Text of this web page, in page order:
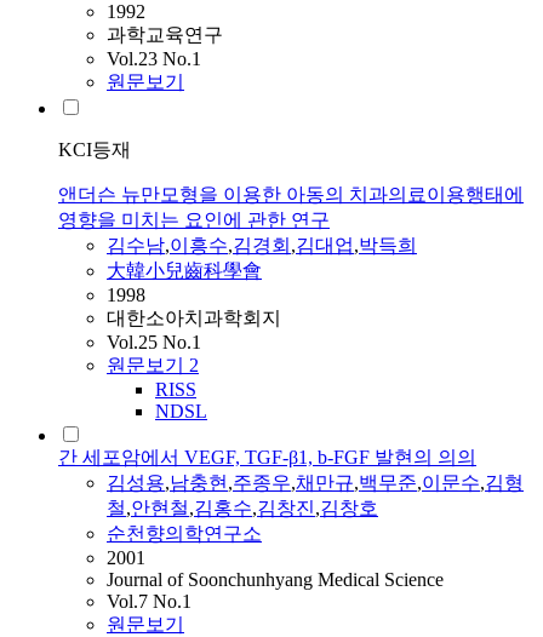
1992
과학교육연구
Vol.23 No.1
원문보기
KCI등재
앤더슨 뉴만모형을 이용한 아동의 치과의료이용행태에
영향을 미치는 요인에 관한 연구
김수남,이흥수,김경회 ,김대업,박득희
大韓小兒齒科學會
1998
대한소아치과학회지
Vol.25 No.1
원문보기 2
RISS
NDSL
간 세포암에서 VEGF, TGF-β1, b-FGF 발현의 의의
김성용,남충현,주종우,채만규,백무준,이문수,김형
철,안현철,김홍수,김창진,김창호
순천향의학연구소
2001
Journal of Soonchunhyang Medical Science
Vol.7 No.1
원문보기